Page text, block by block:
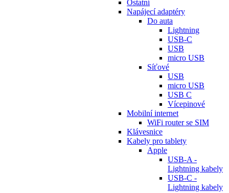
Ostatní
Napájecí adaptéry
Do auta
Lightning
USB-C
USB
micro USB
Síťové
USB
micro USB
USB C
Vícepinové
Mobilní internet
WiFi router se SIM
Klávesnice
Kabely pro tablety
Apple
USB-A -
Lightning kabely
USB-C -
Lightning kabely